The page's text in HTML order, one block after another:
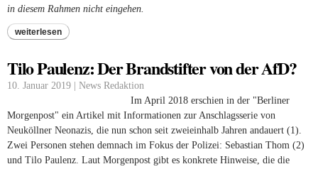
in diesem Rahmen nicht eingehen.
weiterlesen
Tilo Paulenz: Der Brandstifter von der AfD?
10. Januar 2019 | News Redaktion
Im April 2018 erschien in der "Berliner
Morgenpost" ein Artikel mit Informationen zur Anschlagsserie von
Neuköllner Neonazis, die nun schon seit zweieinhalb Jahren andauert (1).
Zwei Personen stehen demnach im Fokus der Polizei: Sebastian Thom (2)
und Tilo Paulenz. Laut Morgenpost gibt es konkrete Hinweise, die die